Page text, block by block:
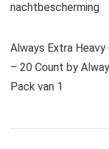
nachtbescherming
Always Extra
– 20 Count by
Pack van 1